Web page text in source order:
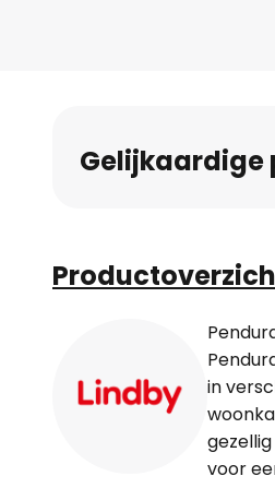
vanGelijkaardige
in
voor